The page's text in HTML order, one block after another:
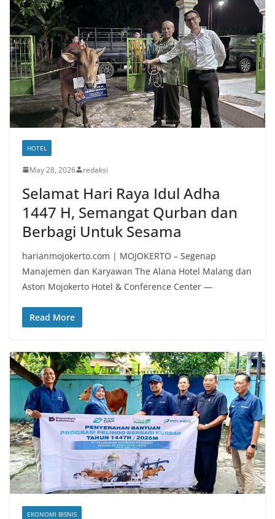
HOTEL
May 28, 2026 redaksi
Selamat Hari Raya Idul Adha
1447 H, Semangat Qurban dan
Berbagi Untuk Sesama
harianmojokerto.com | MOJOKERTO – Segenap
Manajemen dan Karyawan The Alana Hotel Malang dan
Aston Mojokerto Hotel & Conference Center —
Read More
EKONOMI BISNIS